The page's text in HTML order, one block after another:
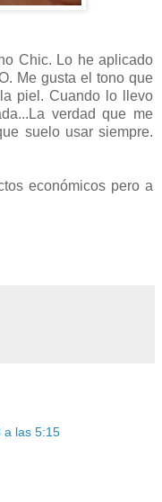
Chic. Lo he aplicado
Me gusta el tono que
piel. Cuando lo llevo
verdad que me
suelo usar siempre.
económicos pero a
a las 5:15